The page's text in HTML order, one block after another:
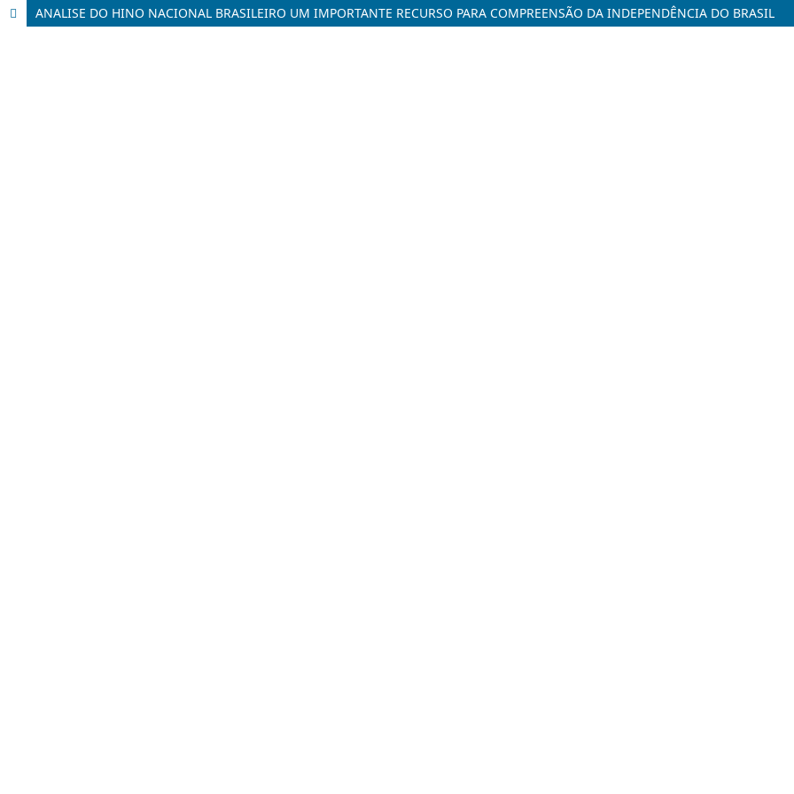
ANALISE DO HINO NACIONAL BRASILEIRO UM IMPORTANTE RECURSO PARA COMPREENSÃO DA INDEPENDÊNCIA DO BRASIL